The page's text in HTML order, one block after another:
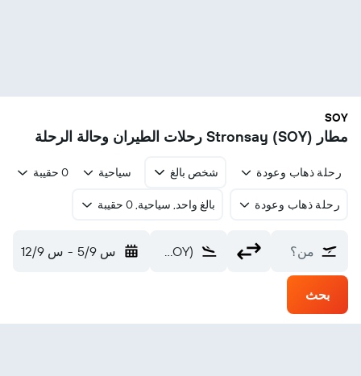
SOY
مطار Stronsay (SOY) رحلات الطيران وحالة الرحلة
رحلة ذهاب وعودة شخص بالغ سياحية 0 حقيبة
رحلة ذهاب وعودة بالغ واحد, سياحية, 0 حقيبة
من؟ Stronsay (SOY) س 5/9 - س 12/9
بحث